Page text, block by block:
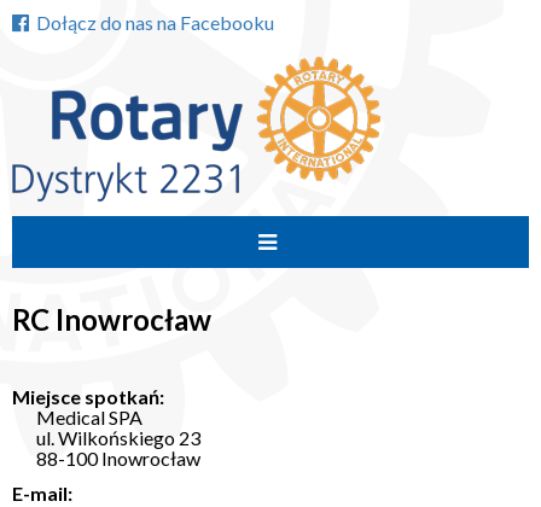
Dołącz do nas na Facebooku
RC Inowrocław
Miejsce spotkań:
Medical SPA
ul. Wilkońskiego 23
88-100 Inowrocław
E-mail: